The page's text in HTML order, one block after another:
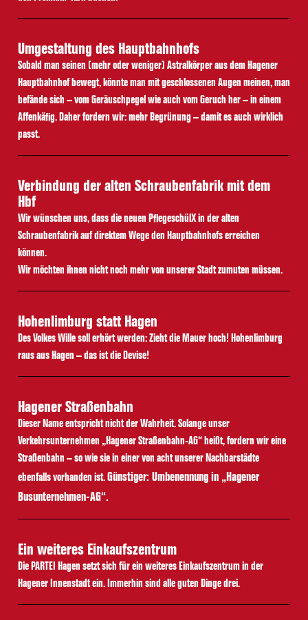
Umgestaltung des Hauptbahnhofs
Sobald man seinen (mehr oder weniger) Astralkörper aus dem Hagener
Hauptbahnhof bewegt, könnte man mit geschlossenen Augen meinen, man
befändesich – vom Geräuschpegel wie auch vom Geruch her – in einem
Affenkäfig. Daher fordern wir: mehr Begrünung – damit es auch wirklich
passt.
Verbindung der alten Schraubenfabrik mit dem
Hbf
Wir wünschen uns, dass die neuen PflegeschülX in der alten
Schraubenfabrik auf direktem Wege den Hauptbahnhofs erreichen
können.
Wir möchten ihnen nicht noch mehr von unserer Stadt zumuten müssen.
Hohenlimburg statt Hagen
Des Volkes Wille soll erhört werden: Zieht die Mauer hoch! Hohenlimburg
raus aus Hagen – das ist die Devise!
Hagener Straßenbahn
Dieser Name entspricht nicht der Wahrheit. Solange unser
Verkehrsunternehmen „Hagener Straßenbahn-AG“ heißt, fordern wir eine
Straßenbahn – so wie sie in einer von acht unserer Nachbarstädte
ebenfalls vorhanden ist.Günstiger: Umbenennung in „Hagener
Busunternehmen-AG“.
Ein weiteres Einkaufszentrum
Die PARTEI Hagen setzt sich für ein weiteres Einkaufszentrum in der
Hagener Innenstadt ein. Immerhin sind alle guten Dinge drei.